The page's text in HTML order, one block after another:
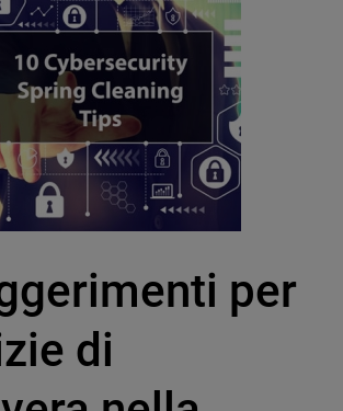
per
di